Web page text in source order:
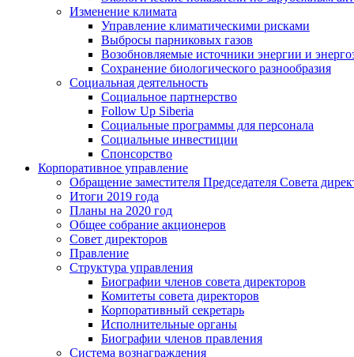
Изменение климата
Управление климатическими рисками
Выбросы парниковых газов
Возобновляемые источники энергии и
Сохранение биологического разнообразия
Социальная деятельность
Социальное партнерство
Follow Up Siberia
Социальные программы для персонала
Социальные инвестиции
Спонсорство
Корпоративное управление
Обращение заместителя Председателя Совета
Итоги 2019 года
Планы на 2020 год
Общее собрание акционеров
Совет директоров
Правление
Структура управления
Биографии членов совета директоров
Комитеты совета директоров
Корпоративный секретарь
Исполнительные органы
Биографии членов правления
Система вознаграждения